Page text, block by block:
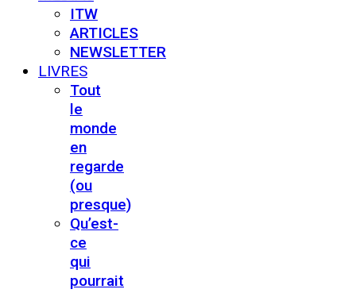
ITW
ARTICLES
NEWSLETTER
LIVRES
Tout
le
monde
en
regarde
(ou
presque)
Qu’est-
ce
qui
pourrait